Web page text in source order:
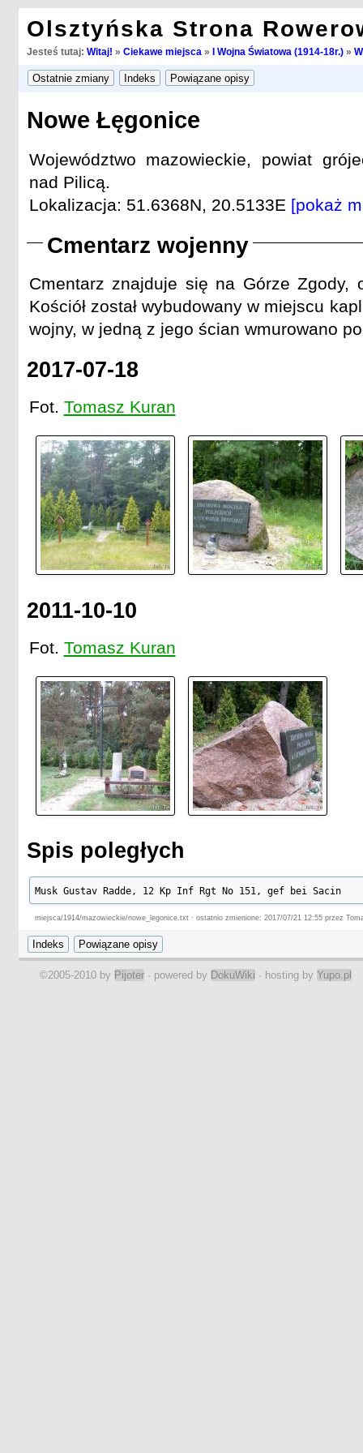
Olsztyńska Strona
Jesteś tutaj: Witaj! » Ciekawe miejsca » I Wojna Światowa (1914-18r.)»
Nowe Łęgonice
Województwo mazowieckie, powiat
nad Pilicą.
Lokalizacja: 51.6368N, 20.5133E [pokaż
Cmentarz wojenny
Cmentarz znajduje się na Górze Zgody,
Kościół został wybudowany w miejscu
wojny, w jedną z jego ścian wmurowano
2017-07-18
Fot. Tomasz Kuran
2011-10-10
Fot. Tomasz Kuran
Spis poległych
Musk Gustav Radde, 12 Kp Inf Rgt No 151, gef bei Sacin
miejsca/1914/mazowieckie/nowe_legonice.txt · ostatnio zmienione: 2017/07/21 12:55 przez
©2005-2010 by Pijoter · powered by DokuWiki · hosting by Yupo.pl